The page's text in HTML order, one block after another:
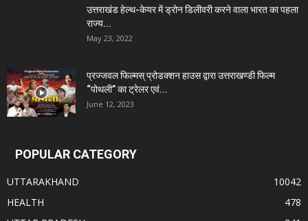
उत्तराखंड हेल्थ-केयर में ड्रोन डिलीवरी करने वाला भारत का पहला
राज्य...
May 23, 2022
प्रज्जवल फिल्मस् प्रोडक्शन हाउस द्वारा उत्तराखण्डी फिल्म
“पोथली” का ट्रेलर एवं...
June 12, 2023
POPULAR CATEGORY
UTTARAKHAND
10042
HEALTH
478